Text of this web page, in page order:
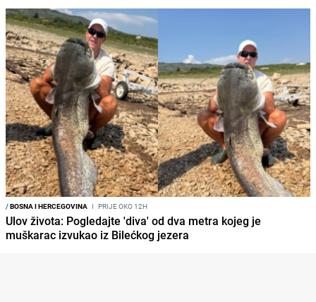
/BOSNA I HERCEGOVINA I PRIJE OKO 12H
Ulov života: Pogledajte 'diva' od dva metra kojeg je
muškarac izvukao iz Bilećkog jezera